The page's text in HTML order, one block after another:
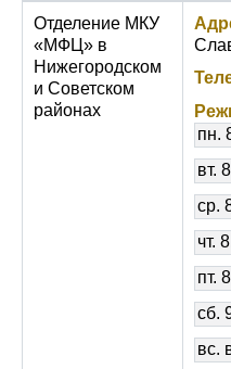
Отделение МКУ
«МФЦ» в
Нижегородском
и Советском
районах
пн.
вт.
ср.
чт.
пт.
сб.
вс.